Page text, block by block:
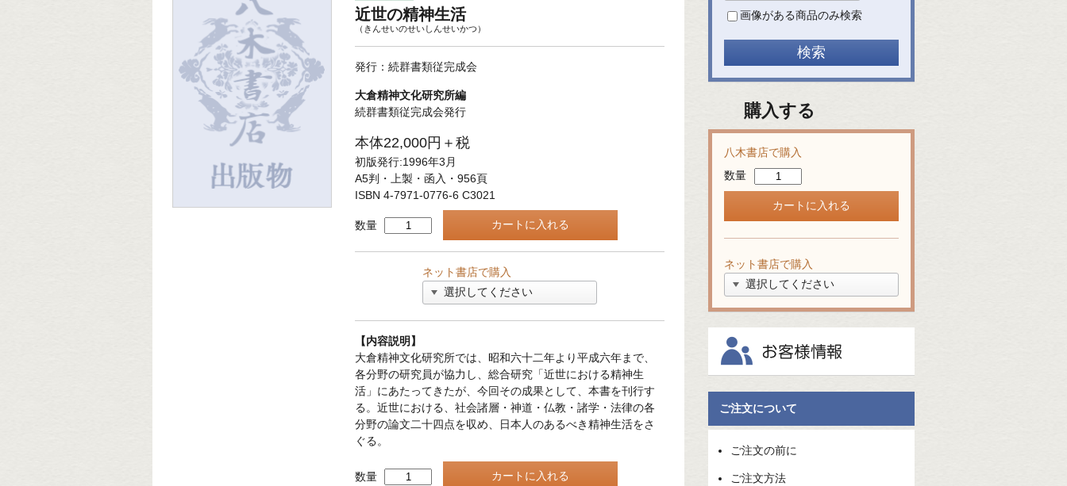
近世の精神生活
（きんせいのせいしんせいかつ）
発行：続群書類従完成会
大倉精神文化研究所編
続群書類従完成会発行
本体22,000円＋税
初版発行:1996年3月
A5判・上製・函入・956頁
ISBN 4-7971-0776-6 C3021
数量
ネット書店で購入
【内容説明】
大倉精神文化研究所では、昭和六十二年より平成六年まで、
各分野の研究員が協力し、総合研究「近世における精神生
活」にあたってきたが、今回その成果として、本書を刊行す
る。近世における、社会諸層・神道・仏教・諸学・法律の各
分野の論文二十四点を収め、日本人のあるべき精神生活をさ
ぐる。
数量
画像がある商品のみ検索
購入する
八木書店で購入
数量
ネット書店で購入
ご注文について
ご注文の前に
ご注文方法